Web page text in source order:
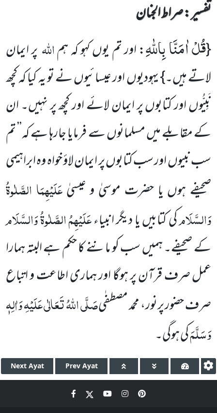
تفسیر : ‎صراط الجنان
{قُلْ اٰمَنَّا بِاللّٰهِ: اور تم یوں کہو کہ ہماللہپر ایمان
لاتے ہیں۔} یہودیوں اور عیسائیوں نے تو یہ کیا کہ کچھ
نَبِیُّوں اور کتابوں پر ایمان لائے اور کچھ پر نہیں۔ ان
کے مقابلے میں مسلمانوں سے فرمایا جارہا ہے کہ’’ تم
سب نبیوں اور سب کتابوں پر ایمان لاؤ خواہ وہ ابراہیمی
صحیفے ہوں یا حضرت موسیٰ و عیسیٰعَلَیْہِمَا الصَّلٰوۃُ
وَالسَّلَامکی کتابیں یا دیگر انبیاءعَلَیْہِمُ الصَّلٰوۃُ وَالسَّلَام
کے صحیفے۔ ہمیں سب کو ماننے کا حکم ہے البتہ ہمارا
عمل صرف قرآن پر ہوگا اور ہماری اطاعت و اتباع
صرف حضور پرنور، محمد مصطفٰیصَلَّی اللہُ تَعَالٰی عَلَیْہِ وَاٰلِہٖ
وَسَلَّمَکی ہوگی۔
Next Ayat Prev Ayat